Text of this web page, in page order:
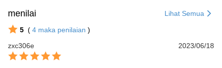
menilai Lihat Semua
5 ( 4 maka penilaian )
zxc306e
2023/06/18